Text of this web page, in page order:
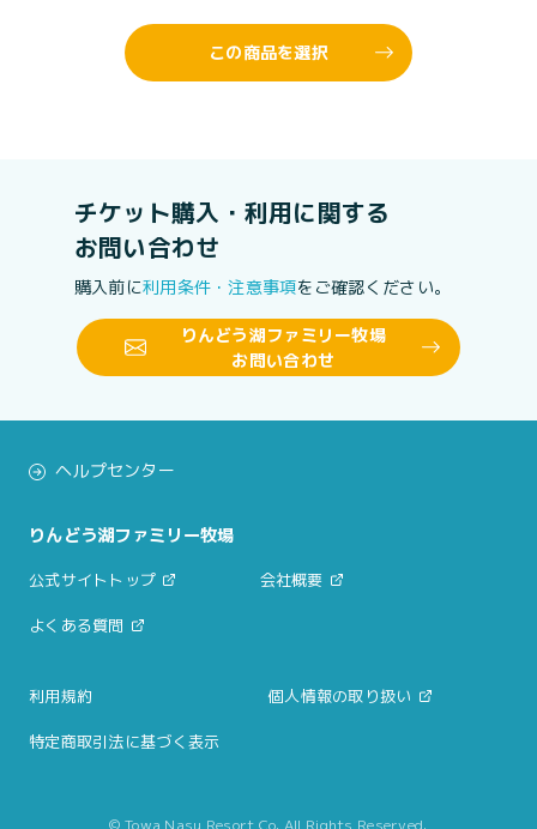
この商品を選択
チケット購入・利用に関する
お問い合わせ
購入前に利用条件・注意事項をご確認ください。
りんどう湖ファミリー牧場
お問い合わせ
ヘルプセンター
りんどう湖ファミリー牧場
公式サイトトップ 会社概要
よくある質問
利用規約 個人情報の取り扱い
特定商取引法に基づく表示
© Towa Nasu Resort Co. All Rights Reserved.